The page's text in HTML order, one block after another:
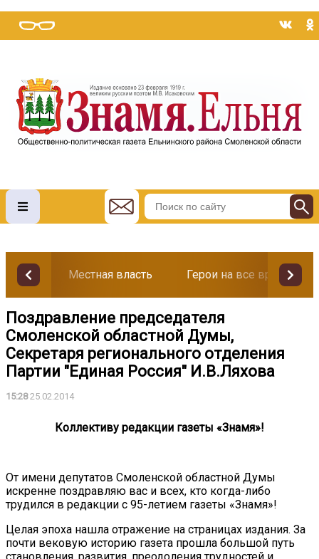
Местная власть Герои на все времена
Поздравление председателя
Смоленской областной Думы,
Секретаря регионального отделения
Партии "Единая Россия" И.В.Ляхова
15:2825.02.2014
Коллективу редакции газеты «Знамя»!
От имени депутатов Смоленской областной Думы
искренне поздравляю вас и всех, кто когда-либо
трудился в редакции с 95-летием газеты «Знамя»!
Целая эпоха нашла отражение на страницах издания. За
почти вековую историю газета прошла большой путь
становления, развития, преодоления трудностей и